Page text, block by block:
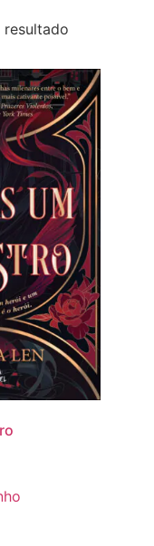
resultado